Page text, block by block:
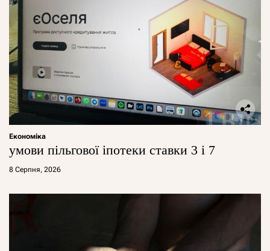
Економіка
умови пільгової іпотеки ставки 3 і 7
8 Серпня, 2026